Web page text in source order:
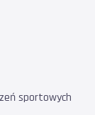
sportowych